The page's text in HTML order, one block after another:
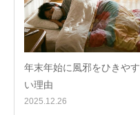
年末年始に風邪をひきやす
い理由
2025.12.26